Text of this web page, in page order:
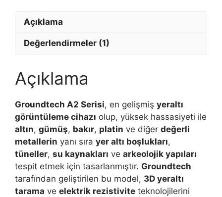
Açıklama
Değerlendirmeler (1)
Açıklama
Groundtech A2 Serisi, en gelişmiş yeraltı
görüntüleme cihazı olup, yüksek hassasiyeti ile
altın, gümüş, bakır, platin ve diğer değerli
metallerin yanı sıra yer altı boşlukları,
tüneller, su kaynakları ve arkeolojik yapıları
tespit etmek için tasarlanmıştır. Groundtech
tarafından geliştirilen bu model, 3D yeraltı
tarama ve elektrik rezistivite teknolojilerini